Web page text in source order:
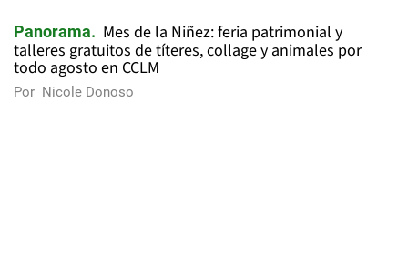
Panorama
Mes de la Niñez: feria patrimonial y
talleres gratuitos de títeres, collage y animales por
todo agosto en CCLM
Por Nicole Donoso